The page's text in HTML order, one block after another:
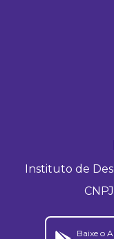
Instituto de
Baixe o